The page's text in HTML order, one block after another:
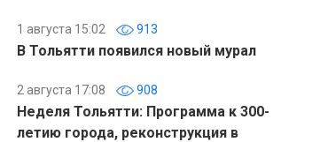
1 августа 15:02 913
В Тольятти появился новый мурал
2 августа 17:08 908
Неделя Тольятти: Программа к 300-
летию города, реконструкция в